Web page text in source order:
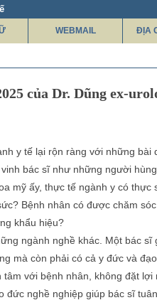
WEBMAIL ĐỊA
của Dr. Dũng ex-
y tế lại rộn ràng với những bài
bác sĩ như những người
mỹ ấy, thực tế ngành y có thực
Bệnh nhân có được chăm
khẩu hiệu?
ngành nghề khác. Một bác sĩ
mà còn phải có cả y đức và
với bệnh nhân, không đặt lợi
đức nghề nghiệp giúp bác sĩ